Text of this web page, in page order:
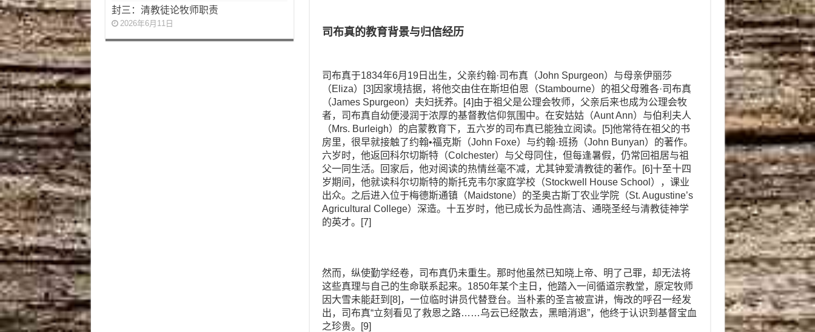
司布真的教育背景与归信经历
司布真于1834年6月19日出生，父亲约翰·司布真（John Spurgeon）与母亲伊丽莎
（Eliza）[3]因家境拮据，将他交由住在斯坦伯恩（Stambourne）的祖父母雅各·司布真
（James Spurgeon）夫妇抚养。[4]由于祖父是公理会牧师，父亲后来也成为公理会牧
者，司布真自幼便浸润于浓厚的基督教信仰氛围中。在安姑姑（Aunt Ann）与伯利夫人
（Mrs. Burleigh）的启蒙教育下，五六岁的司布真已能独立阅读。[5]他常待在祖父的书
房里，很早就接触了约翰•福克斯（John Foxe）与约翰·班扬（John Bunyan）的著作。
六岁时，他返回科尔切斯特（Colchester）与父母同住，但每逢暑假，仍常回祖居与祖
父一同生活。回家后，他对阅读的热情丝毫不减，尤其钟爱清教徒的著作。[6]十至十四
岁期间，他就读科尔切斯特的斯托克韦尔家庭学校（Stockwell House School），课业
出众。之后进入位于梅德斯通镇（Maidstone）的圣奥古斯丁农业学院（St. Augustine’s
Agricultural College）深造。十五岁时，他已成长为品性高洁、通晓圣经与清教徒神学
的英才。[7]
然而，纵使勤学经卷，司布真仍未重生。那时他虽然已知晓上帝、明了己罪，却无法将
这些真理与自己的生命联系起来。1850年某个主日，他踏入一间循道宗教堂，原定牧师
因大雪未能赶到[8]，一位临时讲员代替登台。当朴素的圣言被宣讲，悔改的呼召一经发
出，司布真“立刻看见了救恩之路……乌云已经散去，黑暗消退”，他终于认识到基督宝血
之珍贵。[9]
封三：清教徒论牧师职责
2026年6月11日